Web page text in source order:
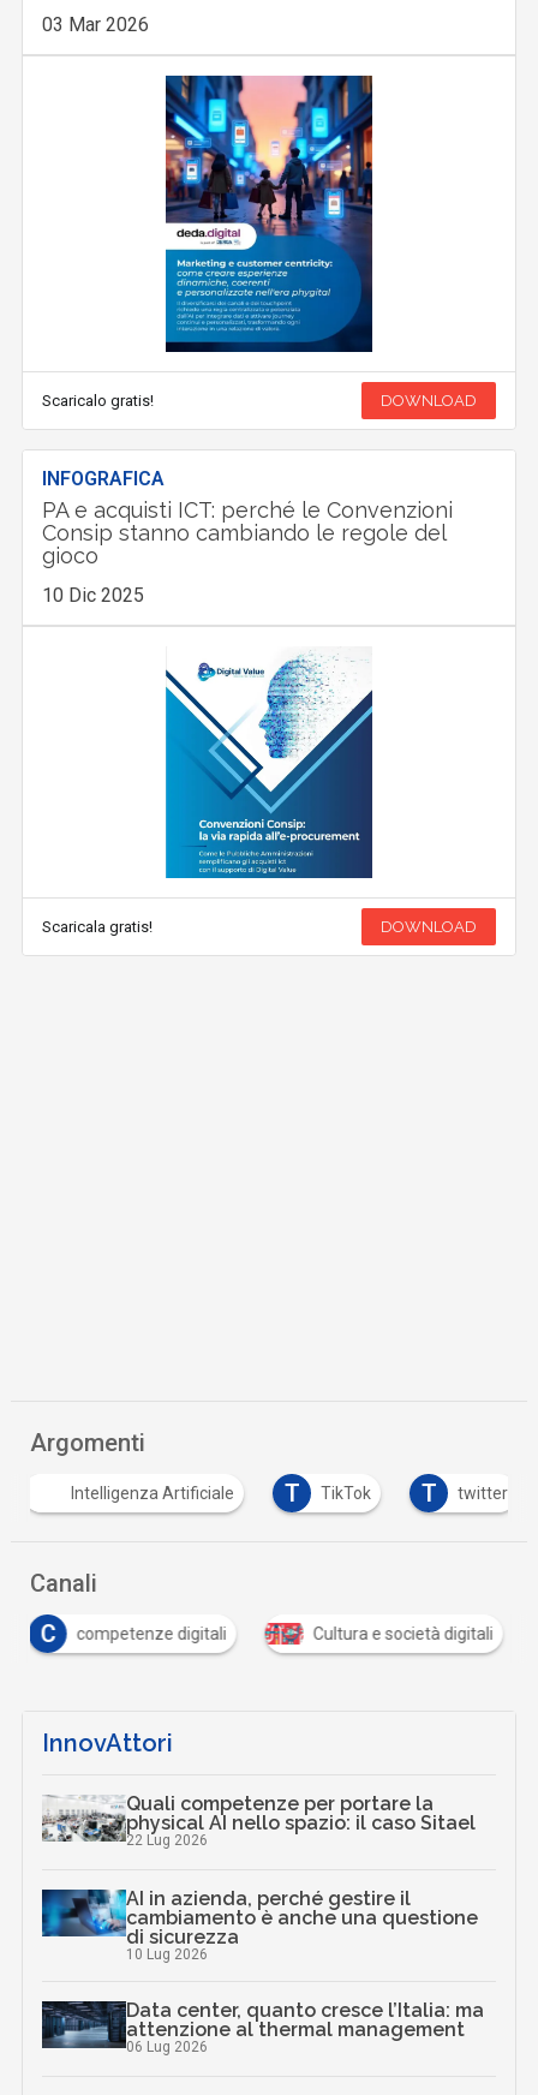
03 Mar 2026
Scaricalo gratis! DOWNLOAD
INFOGRAFICA
PA e acquisti ICT: perché le Convenzioni
Consip stanno cambiando le regole del
gioco
10 Dic 2025
Scaricala gratis! DOWNLOAD
Argomenti
Intelligenza Artificiale T TikTok T twitter
Canali
C
competenze digitali Cultura e società digitali
InnovAttori
Quali competenze per portare la
physical AI nello spazio: il caso Sitael
22 Lug 2026
AI in azienda, perché gestire il
cambiamento è anche una questione
di sicurezza
10 Lug 2026
Data center, quanto cresce l’Italia: ma
attenzione al thermal management
06 Lug 2026